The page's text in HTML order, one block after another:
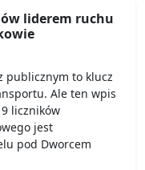
liderem ruchu
publicznym to klucz
Ale ten wpis
liczników
jest
pod Dworcem